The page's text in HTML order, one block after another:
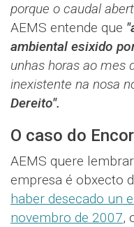
porque o caudal
AEMS entende que
ambiental esixido
unhas horas ao mes
inexistente na nosa
Dereito".
O caso do
AEMS quere
empresa é obxecto
haber desecado un
novembro de 2007,